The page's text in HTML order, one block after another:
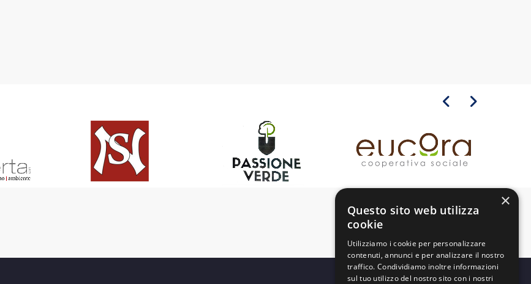
×
Questo sito web utilizza
cookie
Utilizziamo i cookie per personalizzare
contenuti, annunci e per analizzare il nostro
traffico. Condividiamo inoltre informazioni
sul tuo utilizzo del nostro sito con i nostri